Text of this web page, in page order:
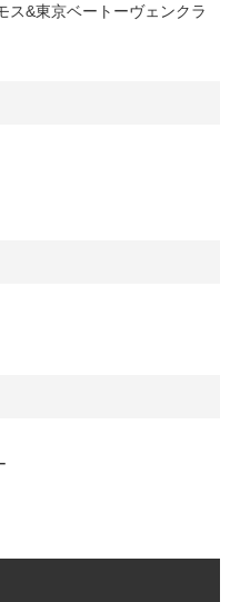
&東京ベートーヴェンクラ